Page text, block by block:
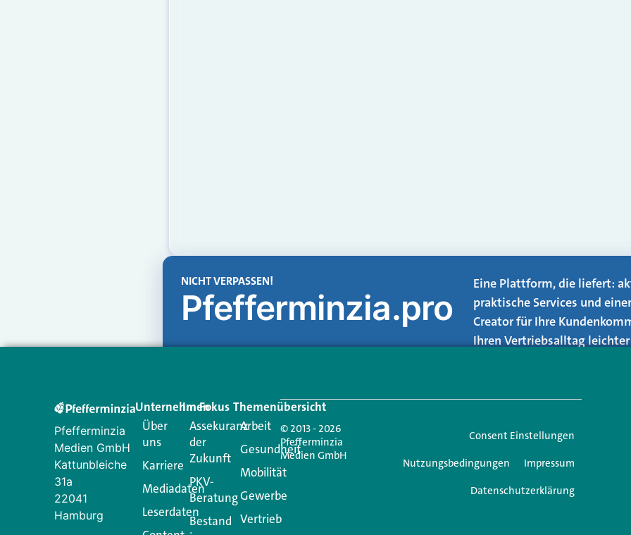
NICHT VERPASSEN!
Pfefferminzia.pro
Eine Plattform, die liefert:
praktische Services und
Creator für Ihre
Ihren Vertriebsalltag
Pfefferminzia
Medien GmbH
Kattunbleiche
31a
22041
Hamburg
Unternehmen
Über
uns
Karriere
Mediadaten
Leserdaten
Im Fokus
Assekuranz
der
Zukunft
PKV-
Beratung
Bestand
Themenübersicht
Arbeit
Gesundheit
Mobilität
Gewerbe
Vertrieb
© 2013 - 2026
Pfefferminzia
Medien GmbH
Consent Einstellungen
Nutzungsbedingungen
Impressum
Datenschutzerklärung